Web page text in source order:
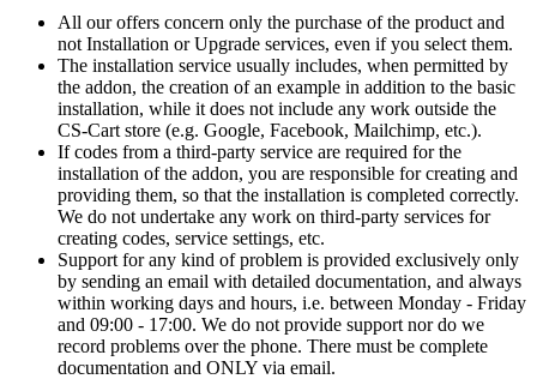
All our offers concern only the purchase of the product and
not Installation or Upgrade services, even if you select them.
The installation service usually includes, when permitted by
the addon, the creation of an example in addition to the basic
installation, while it does not include any work outside the
CS-Cart store (e.g. Google, Facebook, Mailchimp, etc.).
If codes from a third-party service are required for the
installation of the addon, you are responsible for creating and
providing them, so that the installation is completed correctly.
We do not undertake any work on third-party services for
creating codes, service settings, etc.
Support for any kind of problem is provided exclusively only
by sending an email with detailed documentation, and always
within working days and hours, i.e. between Monday - Friday
and 09:00 - 17:00. We do not provide support nor do we
record problems over the phone. There must be complete
documentation and ONLY via email.